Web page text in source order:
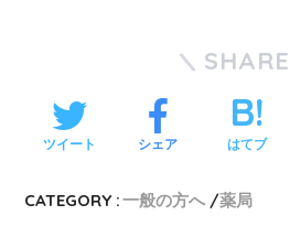
SHARE
ツイート シェア はてブ
CATEGORY :一般の方へ 薬局